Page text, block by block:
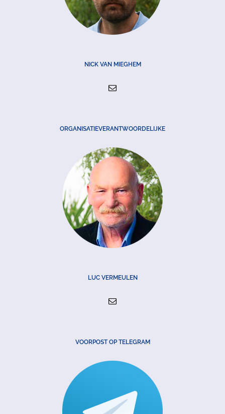
NICK VAN MIEGHEM
ORGANISATIEVERANTWOORDELIJKE
LUC VERMEULEN
VOORPOST OP TELEGRAM